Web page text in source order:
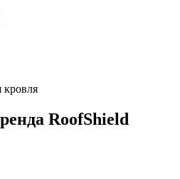
кровля
RoofShield